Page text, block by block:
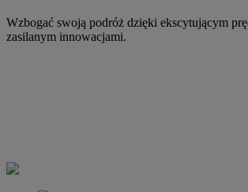
Wzbogać swoją podróż dzięki ekscytującym
zasilanym innowacjami.